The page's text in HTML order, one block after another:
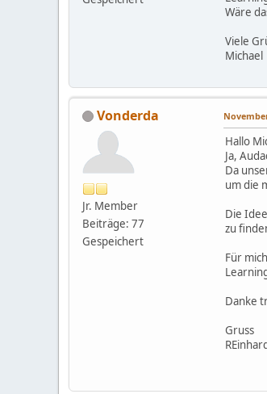
Wäre
Viele
Michael
Vonderda
Jr. Member
Beiträge: 77
Gespeichert
Hallo
Ja,
Da
um die
Die
zu
Für
Danke
Gruss